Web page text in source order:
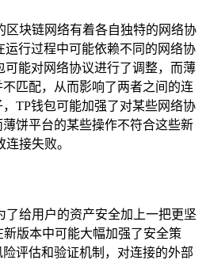
区块链网络有着各自独特的网络协
运行过程中可能依赖不同的网络协
可能对网络协议进行了调整，而薄
匹配，从而影响了两者之间的连
TP钱包可能加强了对某些网络协
饼平台的某些操作不符合这些新
接失败。
了给用户的资产安全加上一把更坚
新版本中可能大幅加强了安全策
评估和验证机制，对连接的外部